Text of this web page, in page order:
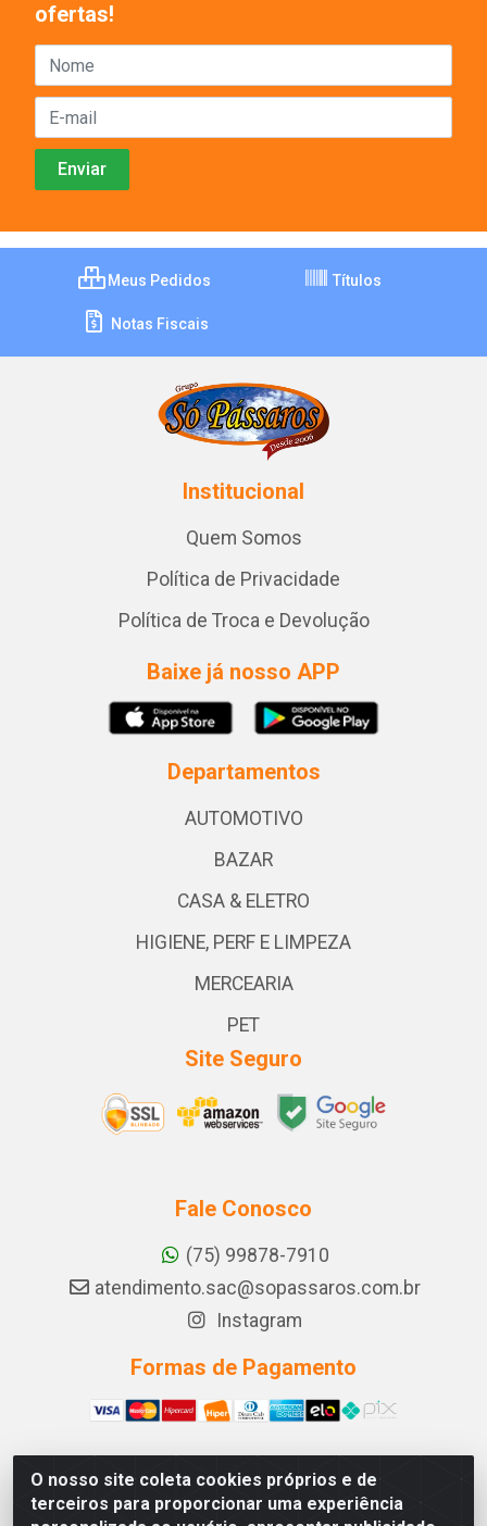
O nosso site coleta cookies próprios e de
terceiros para proporcionar uma experiência
ofertas!
Meus Pedidos Títulos
Notas Fiscais
Institucional
Quem Somos
Política de Privacidade
Política de Troca e Devolução
Baixe já nosso APP
Departamentos
AUTOMOTIVO
BAZAR
CASA & ELETRO
HIGIENE, PERF E LIMPEZA
MERCEARIA
PET
Site Seguro
Fale Conosco
(75) 99878-7910
atendimento.sac@sopassaros.com.br
Instagram
Formas de Pagamento
A PINA DOS SANTOS DELEZZOTTE LTDA - RODOVIA BA
233, 27 - ZONA RURAL, ITABERABA/BA - CEP 46.880-